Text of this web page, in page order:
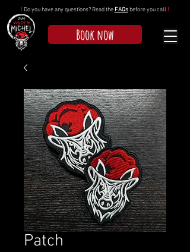
! Do you have any questions? Read the FAQsbefore you call !
Book now
Patch